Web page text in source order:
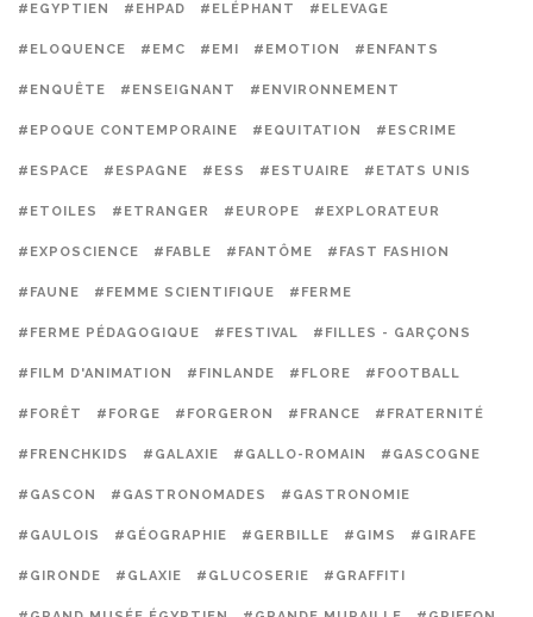
#EGYPTIEN #EHPAD #ELÉPHANT #ELEVAGE
#ELOQUENCE #EMC #EMI #EMOTION #ENFANTS
#ENQUÊTE #ENSEIGNANT #ENVIRONNEMENT
#EPOQUE CONTEMPORAINE #EQUITATION #ESCRIME
#ESPACE #ESPAGNE #ESS #ESTUAIRE #ETATS UNIS
#ETOILES #ETRANGER #EUROPE #EXPLORATEUR
#EXPOSCIENCE #FABLE #FANTÔME #FAST FASHION
#FAUNE #FEMME SCIENTIFIQUE #FERME
#FERME PÉDAGOGIQUE #FESTIVAL #FILLES - GARÇONS
#FILM D'ANIMATION #FINLANDE #FLORE #FOOTBALL
#FORÊT #FORGE #FORGERON #FRANCE #FRATERNITÉ
#FRENCHKIDS #GALAXIE #GALLO-ROMAIN #GASCOGNE
#GASCON #GASTRONOMADES #GASTRONOMIE
#GAULOIS #GÉOGRAPHIE #GERBILLE #GIMS #GIRAFE
#GIRONDE #GLAXIE #GLUCOSERIE #GRAFFITI